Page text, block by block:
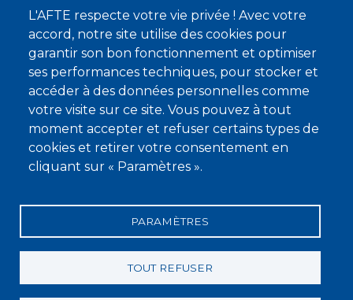
L'AFTE respecte votre vie privée ! Avec votre
accord, notre site utilise des cookies pour
garantir son bon fonctionnement et optimiser
ses performances techniques, pour stocker et
accéder à des données personnelles comme
votre visite sur ce site. Vous pouvez à tout
moment accepter et refuser certains types de
cookies et retirer votre consentement en
cliquant sur « Paramètres ».
PARAMÈTRES
TOUT REFUSER
Nous contacter
À propos
Qui sommes-nous ?
Devenir membre
Mentions légales
Conditions générales de vente